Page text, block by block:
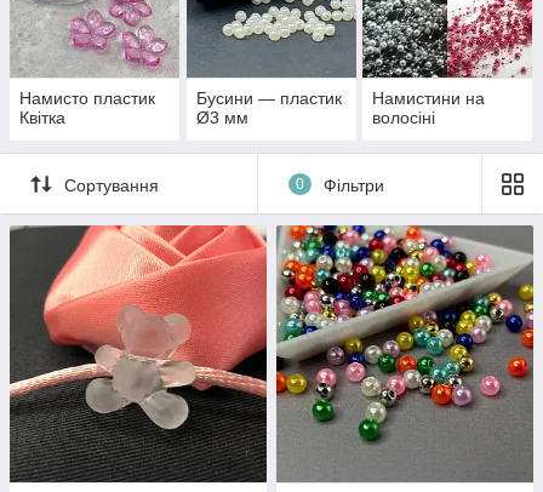
Намисто пластик
Квітка
Бусини — пластик
Ø3 мм
Намистини на
волосіні
Сортування 0 Фільтри